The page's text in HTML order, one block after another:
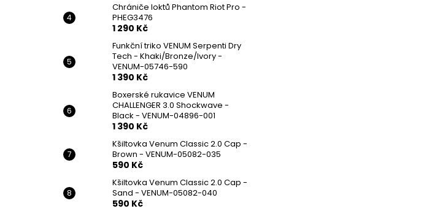
Chrániče loktů Phantom Riot Pro -
PHEG3476
1 290 Kč
Funkční triko VENUM Serpenti Dry
Tech - Khaki/Bronze/Ivory -
VENUM-05746-590
1 390 Kč
Boxerské rukavice VENUM
CHALLENGER 3.0 Shockwave -
Black - VENUM-04896-001
1 390 Kč
Kšiltovka Venum Classic 2.0 Cap -
Brown - VENUM-05082-035
590 Kč
Kšiltovka Venum Classic 2.0 Cap -
Sand - VENUM-05082-040
590 Kč